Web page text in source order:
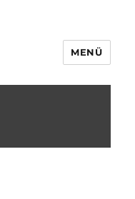
MENÜ